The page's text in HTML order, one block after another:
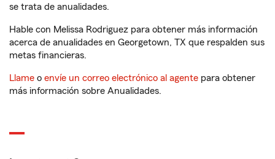
se trata de anualidades.
Hable con Melissa Rodriguez para obtener más información
acerca de anualidades en Georgetown, TX que respalden sus
metas financieras.
Llame o envíe un correo electrónico al agente para obtener
más información sobre Anualidades.